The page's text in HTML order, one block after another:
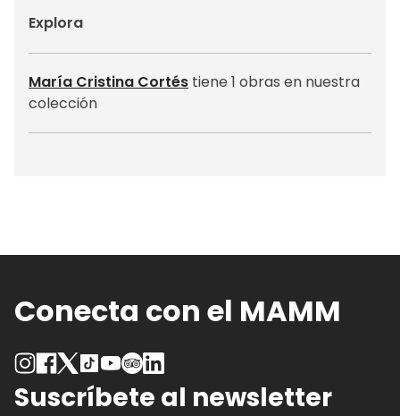
Explora
María Cristina Cortés tiene 1 obras en nuestra
colección
Conecta con el MAMM
Suscríbete al newsletter